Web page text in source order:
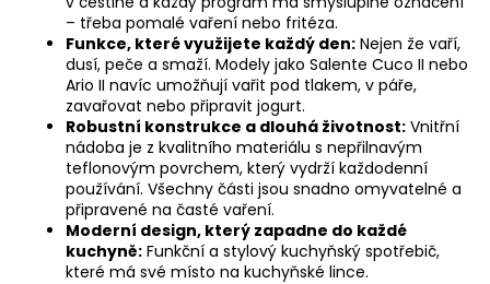
– třeba pomalé vaření nebo fritéza.
Funkce, které využijete každý den: Nejen že vaří,
dusí, peče a smaží. Modely jako Salente Cuco II nebo
Ario II navíc umožňují vařit pod tlakem, v páře,
zavařovat nebo připravit jogurt.
Robustní konstrukce a dlouhá životnost: Vnitřní
nádoba je z kvalitního materiálu s nepřilnavým
teflonovým povrchem, který vydrží každodenní
používání. Všechny části jsou snadno omyvatelné a
připravené na časté vaření.
Moderní design, který zapadne do každé
kuchyně: Funkční a stylový kuchyňský spotřebič,
které má své místo na kuchyňské lince.